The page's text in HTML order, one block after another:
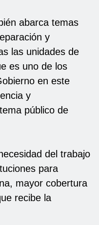
abarca temas
y
las unidades de
es uno de los
en este
y
público de
del trabajo
para
mayor cobertura
recibe la